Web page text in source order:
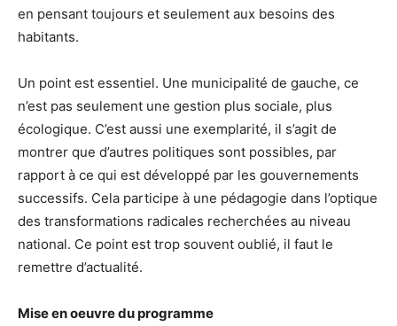
en pensant toujours et seulement aux besoins des
habitants.
Un point est essentiel. Une municipalité de gauche, ce
n’est pas seulement une gestion plus sociale, plus
écologique. C’est aussi une exemplarité, il s’agit de
montrer que d’autres politiques sont possibles, par
rapport à ce qui est développé par les gouvernements
successifs. Cela participe à une pédagogie dans l’optique
des transformations radicales recherchées au niveau
national. Ce point est trop souvent oublié, il faut le
remettre d’actualité.
Mise en oeuvre du programme